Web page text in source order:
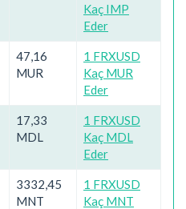
Kaç IMP
Eder
47,16
MUR
1 FRXUSD
Kaç MUR
Eder
17,33
MDL
1 FRXUSD
Kaç MDL
Eder
3332,45
MNT
1 FRXUSD
Kaç MNT